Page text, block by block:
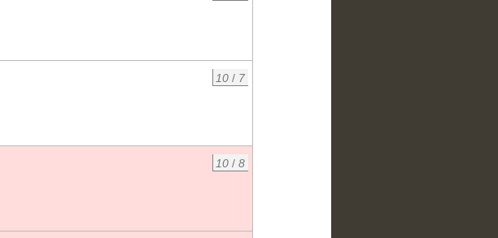
10 / 7
10 / 8